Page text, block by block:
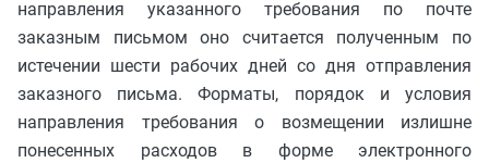
направления указанного требования по почте
заказным письмом оно считается полученным по
истечении шести рабочих дней со дня отправления
заказного письма. Форматы, порядок и условия
направления требования о возмещении излишне
понесенных расходов в форме электронного